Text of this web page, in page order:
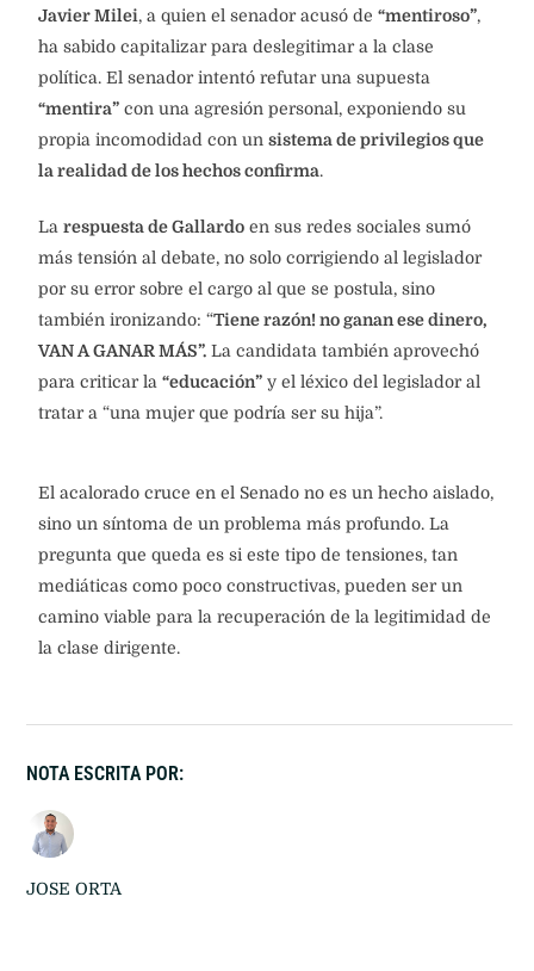
Javier Milei, a quien el senador acusó de “mentiroso”,
ha sabido capitalizar para deslegitimar a la clase
política. El senador intentó refutar una supuesta
“mentira” con una agresión personal, exponiendo su
propia incomodidad con un sistema de privilegios que
la realidad de los hechos confirma.
La respuesta de Gallardo en sus redes sociales sumó
más tensión al debate, no solo corrigiendo al legislador
por su error sobre el cargo al que se postula, sino
también ironizando: “Tiene razón! no ganan ese dinero,
VAN A GANAR MÁS”. La candidata también aprovechó
para criticar la “educación” y el léxico del legislador al
tratar a “una mujer que podría ser su hija”.
El acalorado cruce en el Senado no es un hecho aislado,
sino un síntoma de un problema más profundo. La
pregunta que queda es si este tipo de tensiones, tan
mediáticas como poco constructivas, pueden ser un
camino viable para la recuperación de la legitimidad de
la clase dirigente.
NOTA ESCRITA POR:
JOSE ORTA